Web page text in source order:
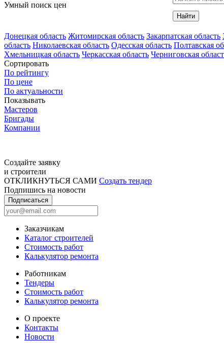
Умный поиск цен
Найти
Донецкая область Житомирская область Закарпатская область
область Николаевская область Одесская область Полтавская
Хмельницкая область Черкасская область Черниговская
Сортировать
По рейтингу
По цене
По актуальности
Показывать
Мастеров
Бригады
Компании
Создайте заявку
и строители
ОТКЛИКНУТЬСЯ САМИ Создать тендер
Подпишись на новости
Подписаться
Заказчикам
Каталог строителей
Стоимость работ
Калькулятор ремонта
Работникам
Тендеры
Стоимость работ
Калькулятор ремонта
О проекте
Контакты
Новости